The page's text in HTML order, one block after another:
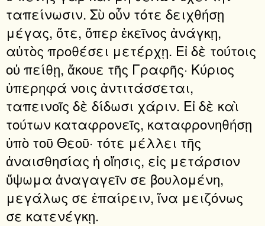
ταπείνωσιν. Σὺ οὖν τότε δειχθήσῃ
μέγας, ὅτε, ὅπερ ἐκεῖνος ἀνάγκῃ,
αὐτὸς προθέσει μετέρχῃ. Εἰ δὲ τούτοις
οὐ πείθῃ, ἄκουε τῆς Γραφῆς· Κύριος
ὑπερηφά νοις ἀντιτάσσεται,
ταπεινοῖς δὲ δίδωσι χάριν. Εἰ δὲ καὶ
τούτων καταφρονεῖς, καταφρονηθήσῃ
ὑπὸ τοῦ Θεοῦ· τότε μέλλει τῆς
ἀναισθησίας ἡ οἴησις, εἰς μετάρσιον
ὕψωμα ἀναγαγεῖν σε βουλομένη,
μεγάλως σε ἐπαίρειν, ἵνα μειζόνως
σε κατενέγκῃ.